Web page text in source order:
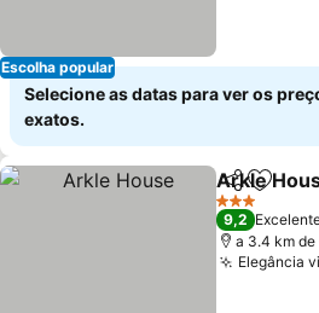
Escolha popular
Selecione as datas para ver os
exatos.
Partilhar
Arkle
3 Estrelas
9,2
a 3.4 km
Elegância